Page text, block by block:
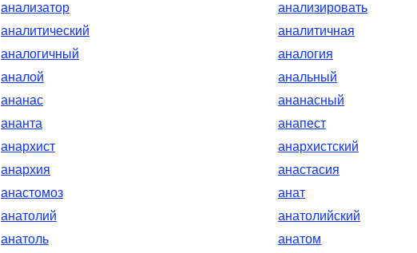
анализатор
анализировать
аналитический
аналитичная
аналогичный
аналогия
аналой
анальный
ананас
ананасный
ананта
анапест
анархист
анархистский
анархия
анастасия
анастомоз
анат
анатолий
анатолийский
анатоль анатом